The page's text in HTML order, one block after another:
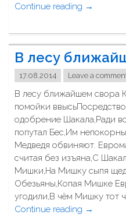
и
н
а
ж
е
с
к
и
е
р
у
и
?
Continue reading "
ы
с
п
о
ё
м
с
т
о
б
о
й
н
а
д
→
В лесу
17.08.2014 Leave a
В лесу ближайшем свора
помойки
одобрение Шакала,Ради
попутал Бес,Им
Медведя обвиняют.
считая без изъяна,С
Мишки,На Мишку сыпя
Обезьяны,Копая Мишке
угодили,В чём Мишку тот
Continue reading "→